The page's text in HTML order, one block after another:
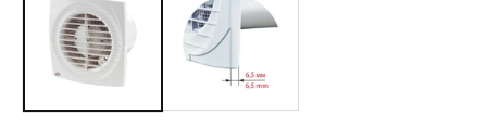
fereastră
modală